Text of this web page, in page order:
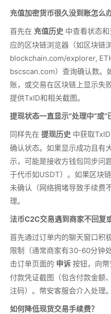
充值加密货币很久没到账怎么
首先在 充值历史 中查看状态
应的区块链浏览器（如区块链
blockchain.com/explorer,
bscscan.com）查询确认数。
账，或交易在区块链上显示失
提供TxID和相关截图。
提现状态一直显示“处理中”或“
同样先在 提现历史 中获取
确认状态。如果显示成功且有
示，可能是接收方钱包同步问
于代币如USDT）。如果区块
未确认（网络拥堵导致手续费
理。
法币C2C交易遇到商家不回复
首先通过订单内的聊天窗口积
限制（通常商家有30-60分钟
击订单页面的 申诉 按钮，向
付款凭证截图（包含付款金额
注码）。幣安客服会介入处理。
如何降低现货交易手续费？